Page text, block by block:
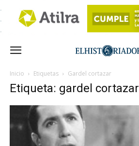
Inicio Etiquetas Gardel cortazar
Etiqueta: gardel cortazar